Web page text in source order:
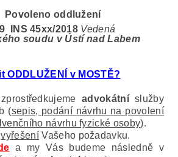
Povoleno oddlužení
INS 45xx/2018 Vedená
soudu v Ústí nad Labem
ODDLUŽENÍ v MOSTĚ?
advokátníslužby
(sepis, podání návrhu na povolení
návrhu fyzické osoby).
vyřešeníVašeho požadavku.
a my Vás budeme následně v